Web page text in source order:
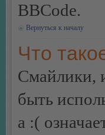
BBCode.
Вернуться к началу
Что
Смайлики,
быть
а :(